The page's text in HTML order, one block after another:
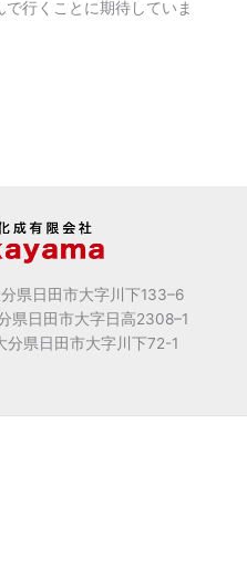
行くことに期待していま
県日田市大字川下133–6
日田市大字日高2308–1
県日田市大字川下72-1